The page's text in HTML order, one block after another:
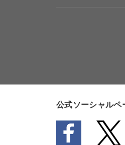
公式ソーシャルペ